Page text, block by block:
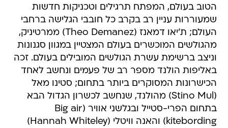
הטוב בעולם, המפתח תרגילים וטכניקות חדשות
שמעוררות עניין רב בקרב כל חובבי הגלישה ברחבי
העולם; ת'יאו דמאנז (Theo Demanez) ממרטיניק,
מהגולשים המוכשרים בעולם המצטיין במגוון סגנונות
וניצב ברשימת עשרת הגולשים המובילים בעולם. זכה
באליפות הולנד מספר רב של פעמים ונחשב לאחד
הכישרונות המסוקרים ביותר בתחום; סטינו מאל
(Stino Mul) מהולנד, שנחשב לכשרון הגדול הבא
בתחום הפרי-סטייל ובגלשני אוויר (Big air
kitebording) והאנה וויטלי (Hannah Whiteley)